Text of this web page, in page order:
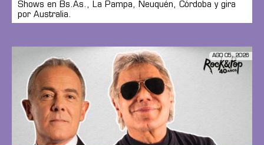
Shows en Bs.As., La Pampa, Neuquén, Córdoba y gira
por Australia.
AGO 05, 2026